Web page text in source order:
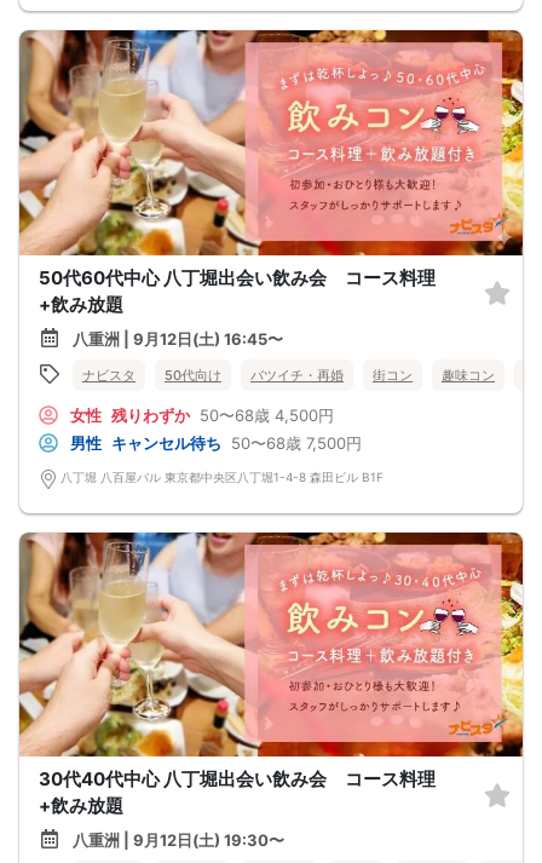
50代60代中心 八丁堀出会い飲み会 コース料理
+飲み放題
八重洲 | 9月12日(土) 16:45〜
ナビスタ 50代向け バツイチ・再婚 街コン 趣味コン
女性 残りわずか 50〜68歳 4,500円
男性 キャンセル待ち 50〜68歳 7,500円
八丁堀 八百屋バル 東京都中央区八丁堀1-4-8 森田ビル B1F
30代40代中心 八丁堀出会い飲み会 コース料理
+飲み放題
八重洲 | 9月12日(土) 19:30〜